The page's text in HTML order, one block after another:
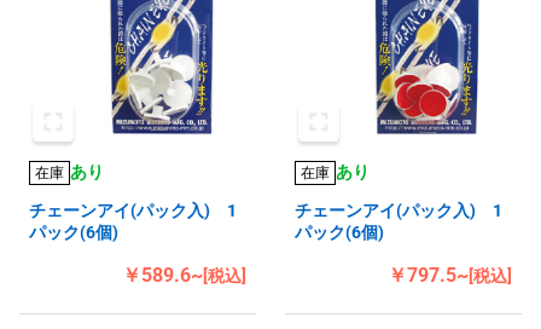
在庫 あり
チェーンアイ(パック入) 1
パック(6個)
￥589.6~[税込]
在庫 あり
チェーンアイ(パック入) 1
パック(6個)
￥797.5~[税込]